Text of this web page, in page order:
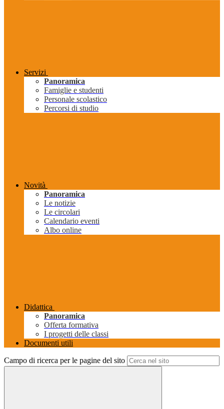
Servizi
Panoramica
Famiglie e studenti
Personale scolastico
Percorsi di studio
Novità
Panoramica
Le notizie
Le circolari
Calendario eventi
Albo online
Didattica
Panoramica
Offerta formativa
I progetti delle classi
Documenti utili
Campo di ricerca per le pagine del sito